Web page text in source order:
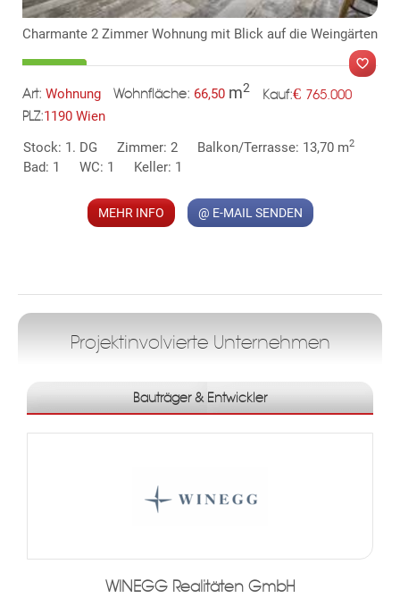
* Zusätzliche Lager/Hobbyraumflächen zur Verfügung
NEBENKOSTEN
Der guten Ordnung halber halten wir fest, dass, sofern im
Angebot nicht anders vermerkt, bei erfolgreichem
Immobilienmaklerverordnung BGBI. 262 und 297/1996
festgelegten Sätzen entspricht – das sind 3 % des
Infrastruktur / Entfernungen
Gesundheit
Arzt
MER
Charmante 2 Zimmer Wohnung mit Blick auf die Weingärten
Art: Wohnung Wohnfläche: 66,50 m2 Kauf:€ 765.000
PLZ:1190 Wien
Stock: 1. DG
Zimmer: 2 Balkon/Terrasse: 13,70 m2
Bad: 1 WC: 1 Keller: 1
MEHR INFO @ E-MAIL SENDEN
Projektinvolvierte Unternehmen
Bauträger & Entwickler
WINEGG Realitäten GmbH